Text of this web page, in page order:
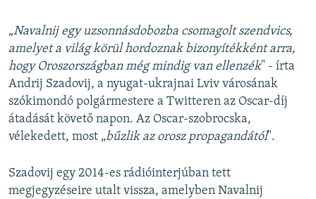
„Navalnij egy uzsonnásdobozba csomagolt szendvics,
amelyet a világ körül hordoznak bizonyítékként arra,
hogy Oroszországban még mindig van ellenzék" - írta
Andrij Szadovij, a nyugat-ukrajnai Lviv városának
szókimondó polgármestere a Twitteren az Oscar-díj
átadását követő napon. Az Oscar-szobrocska,
vélekedett, most „bűzlik az orosz propagandától".
Szadovij egy 2014-es rádióinterjúban tett
megjegyzéseire utalt vissza, amelyben Navalnij